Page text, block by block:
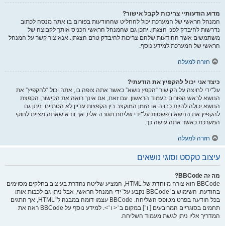
מדוע הודעותיי צריכות לקבל אישור?
המנהל הראשי של המערכת יכול להחליט שההודעות בפורום בו אתה מנסה לכתוב
נדרשות להיבדק לפני הצגתן. יתכן גם שהמנהל הראשי הכניס אותך לקבוצה של
משתמשים אשר ההודעות שלהם צריכות להיבדק טרם הצגתן. אנא צור קשר על המנהל
הראשי של המערכת למידע נוסף.
חזרה למעלה
כיצד אני יכול להקפיץ את הודעתי?
על־ידי לחיצה על הקישור “הקפץ נושא” כאשר אתה צופה בו, אתה יכול “להקפיץ” את
הנושא לראש הפורום בעמוד הראשון. עם זאת, אם אינך רואה את הקישור, הקפצת
הנושא יכולה להיות כבויה או הזמן המוקצב בין הקפצות עדיין לא הסתיים. ניתן גם
להקפיץ את הנושא בפשטות על־ידי שליחת תגובה אליו, אך וודא שאתה מציית לחוקי
המערכת כאשר אתה עושה כך.
חזרה למעלה
עיצוב טקסט וסוגי נושאים
מה זה BBCode?
BBCode הוא צורה מיוחדת של HTML, המציע שליטה נהדרת בעיצוב בחלקים מסוימים
בהודעה. השימוש ב־BBCode נקבע על־ידי המנהל הראשי, אבל ניתן גם לכבות אותו
בכל הודעה בפרט מטופס השליחה. BBCode עצמו דומה במבנה ל־HTML, אך התגים
תחמים בסוגריים המרובעים [ ו־] במקום ב־< ו־>. למידע נוסף על BBCode ראה את
המדריך אליו ניתן לגשת מעמוד השליחה.